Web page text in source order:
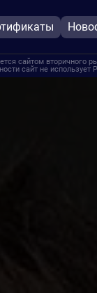
сайтом вторичного
сайт не